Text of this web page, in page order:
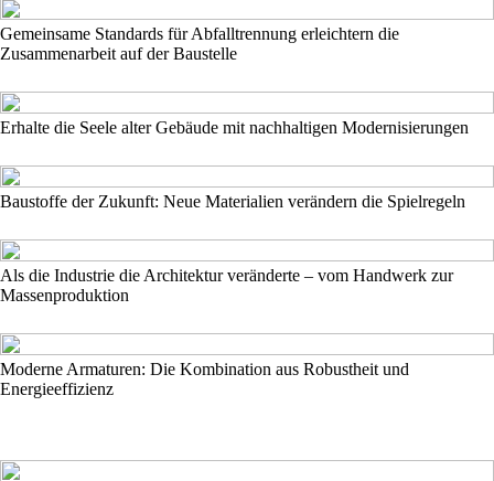
Gemeinsame Standards für Abfalltrennung erleichtern die
Zusammenarbeit auf der Baustelle
Erhalte die Seele alter Gebäude mit nachhaltigen Modernisierungen
Baustoffe der Zukunft: Neue Materialien verändern die Spielregeln
Als die Industrie die Architektur veränderte – vom Handwerk zur
Massenproduktion
Moderne Armaturen: Die Kombination aus Robustheit und
Energieeffizienz